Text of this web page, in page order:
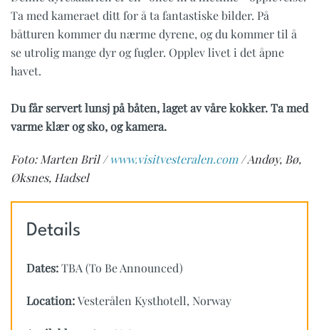
Ta med kameraet ditt for å ta fantastiske bilder. På
båtturen kommer du nærme dyrene, og du kommer til å
se utrolig mange dyr og fugler. Opplev livet i det åpne
havet.
Du får servert lunsj på båten, laget av våre kokker. Ta med
varme klær og sko, og kamera.
Foto: Marten Bril /www.visitvesteralen.com/ Andøy, Bø,
Øksnes, Hadsel
Details
Dates:TBA (To Be Announced)
Location:Vesterålen Kysthotell, Norway